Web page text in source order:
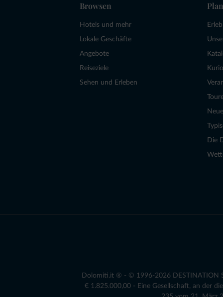
Browsen
Hotels und mehr
Lokale Geschäfte
Angebote
Reiseziele
Sehen und Erleben
Die
Dolomiti.it ® - © 1996-2026 DESTINATION
€ 1.825.000,00 - Eine Gesellschaft, an der